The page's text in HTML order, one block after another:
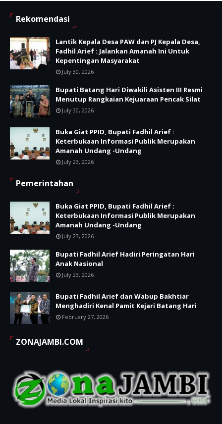
Rekomendasi
Lantik Kepala Desa PAW dan PJ Kepala Desa,
Fadhil Arief : Jalankan Amanah Ini Untuk
Kepentingan Masyarakat
July 30, 2026
Bupati Batang Hari Diwakili Asisten III Resmi
Menutup Rangkaian Kejuaraan Pencak Silat
July 30, 2026
Buka Giat PPID, Bupati Fadhil Arief :
Keterbukaan Informasi Publik Merupakan
Amanah Undang -Undang
July 23, 2026
Pemerintahan
Buka Giat PPID, Bupati Fadhil Arief :
Keterbukaan Informasi Publik Merupakan
Amanah Undang -Undang
July 23, 2026
Bupati Fadhil Arief Hadiri Peringatan Hari
Anak Nasional
July 23, 2026
Bupati Fadhil Arief dan Wabup Bakhtiar
Menghadiri Kenal Pamit Kejari Batang Hari
February 27, 2026
ZONAJAMBI.COM